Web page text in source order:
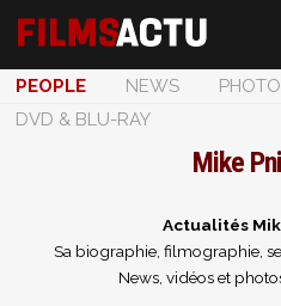
PEOPLE NEWS
DVD & BLU-RAY
Mike
Actualités
Sa biographie, filmographie,
News, vidéos et